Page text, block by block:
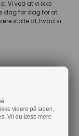
videre på siden,
Vil du læse mere
Vi ved at vi ikke
dag for dag for at
stolte af, hvad vi